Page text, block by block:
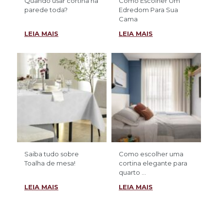
parede toda?
LEIA MAIS
Edredom Para Sua
Cama
LEIA MAIS
Saiba tudo sobre
Toalha de mesa!
LEIA MAIS
Como escolher uma
cortina elegante para
quarto ...
LEIA MAIS